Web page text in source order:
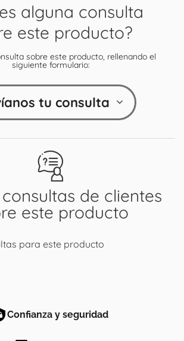
de clientes
este producto
para este producto
alguna consulta
este producto?
sobre este producto, rellenando el
siguiente formulario:
tu consulta
Confianza y seguridad